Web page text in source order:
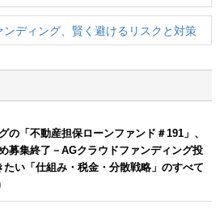
ディング、賢く避けるリスクと対策
の「不動産担保ローンファンド＃191」、
募集終了－AGクラウドファンディング投
い「仕組み・税金・分散戦略」のすべて